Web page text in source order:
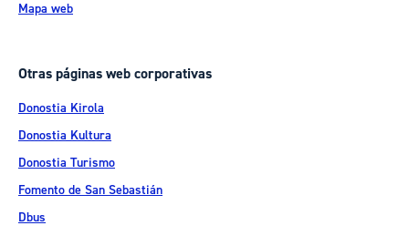
Mapa web
Otras páginas web corporativas
Donostia Kirola
Donostia Kultura
Donostia Turismo
Fomento de San Sebastián
Dbus